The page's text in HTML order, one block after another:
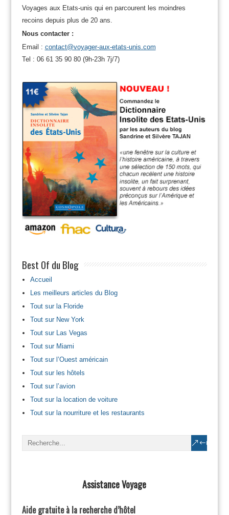
Voyages aux Etats-unis qui en parcourent les moindres
recoins depuis plus de 20 ans.
Nous contacter :
Email : contact@voyager-aux-etats-unis.com
Tel : 06 61 35 90 80 (9h-23h 7j/7)
Best Of du Blog
Accueil
Les meilleurs articles du Blog
Tout sur la Floride
Tout sur New York
Tout sur Las Vegas
Tout sur Miami
Tout sur l’Ouest américain
Tout sur les hôtels
Tout sur l’avion
Tout sur la location de voiture
Tout sur la nourriture et les restaurants
Assistance Voyage
Aide gratuite à la recherche d’hôtel